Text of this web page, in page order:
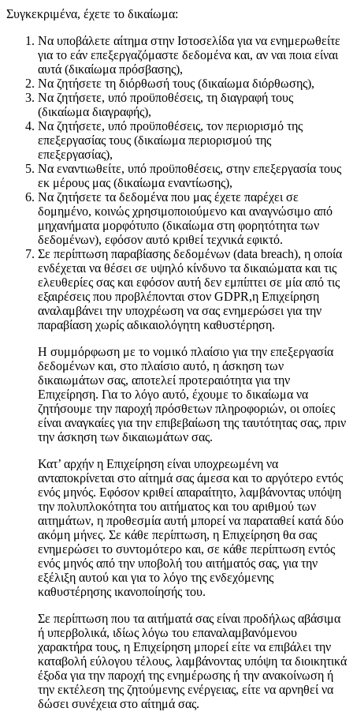
Συγκεκριμένα, έχετε το δικαίωμα:
Να υποβάλετε αίτημα στην Ιστοσελίδα για να ενημερωθείτε
για το εάν επεξεργαζόμαστε δεδομένα και, αν ναι ποια είναι
αυτά (δικαίωμα πρόσβασης),
Να ζητήσετε τη διόρθωσή τους (δικαίωμα διόρθωσης),
Να ζητήσετε, υπό προϋποθέσεις, τη διαγραφή τους
(δικαίωμα διαγραφής),
Να ζητήσετε, υπό προϋποθέσεις, τον περιορισμό της
επεξεργασίας τους (δικαίωμα περιορισμού της
επεξεργασίας),
Να εναντιωθείτε, υπό προϋποθέσεις, στην επεξεργασία τους
εκ μέρους μας (δικαίωμα εναντίωσης),
Να ζητήσετε τα δεδομένα που μας έχετε παρέχει σε
δομημένο, κοινώς χρησιμοποιούμενο και αναγνώσιμο από
μηχανήματα μορφότυπο (δικαίωμα στη φορητότητα των
δεδομένων), εφόσον αυτό κριθεί τεχνικά εφικτό.
Σε περίπτωση παραβίασης δεδομένων (data breach), η οποία
ενδέχεται να θέσει σε υψηλό κίνδυνο τα δικαιώματα και τις
ελευθερίες σας και εφόσον αυτή δεν εμπίπτει σε μία από τις
εξαιρέσεις που προβλέπονται στον GDPR,η Επιχείρηση
αναλαμβάνει την υποχρέωση να σας ενημερώσει για την
παραβίαση χωρίς αδικαιολόγητη καθυστέρηση.
Η συμμόρφωση με το νομικό πλαίσιο για την επεξεργασία
δεδομένων και, στο πλαίσιο αυτό, η άσκηση των
δικαιωμάτων σας, αποτελεί προτεραιότητα για την
Επιχείρηση. Για το λόγο αυτό, έχουμε το δικαίωμα να
ζητήσουμε την παροχή πρόσθετων πληροφοριών, οι οποίες
είναι αναγκαίες για την επιβεβαίωση της ταυτότητας σας, πριν
την άσκηση των δικαιωμάτων σας.
Κατ’ αρχήν η Επιχείρηση είναι υποχρεωμένη να
ανταποκρίνεται στο αίτημά σας άμεσα και το αργότερο εντός
ενός μηνός. Εφόσον κριθεί απαραίτητο, λαμβάνοντας υπόψη
την πολυπλοκότητα του αιτήματος και του αριθμού των
αιτημάτων, η προθεσμία αυτή μπορεί να παραταθεί κατά δύο
ακόμη μήνες. Σε κάθε περίπτωση, η Επιχείρηση θα σας
ενημερώσει το συντομότερο και, σε κάθε περίπτωση εντός
ενός μηνός από την υποβολή του αιτήματός σας, για την
εξέλιξη αυτού και για το λόγο της ενδεχόμενης
καθυστέρησης ικανοποίησής του.
Σε περίπτωση που τα αιτήματά σας είναι προδήλως αβάσιμα
ή υπερβολικά, ιδίως λόγω του επαναλαμβανόμενου
χαρακτήρα τους, η Επιχείρηση μπορεί είτε να επιβάλει την
καταβολή εύλογου τέλους, λαμβάνοντας υπόψη τα διοικητικά
έξοδα για την παροχή της ενημέρωσης ή την ανακοίνωση ή
την εκτέλεση της ζητούμενης ενέργειας, είτε να αρνηθεί να
δώσει συνέχεια στο αίτημά σας.